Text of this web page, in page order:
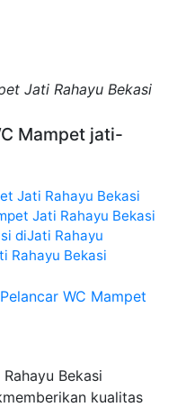
Jati Rahayu Bekasi
Mampet jati-
Jati Rahayu Bekasi
Jati Rahayu Bekasi
diJati Rahayu
Rahayu Bekasi
WC Mampet
Bekasi
kualitas